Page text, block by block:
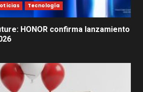
Tecnología
HONOR confirma lanzamiento